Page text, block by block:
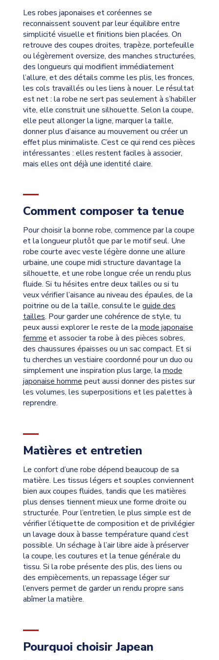
Les robes japonaises et coréennes se
reconnaissent souvent par leur équilibre entre
simplicité visuelle et finitions bien placées. On
retrouve des coupes droites, trapèze, portefeuille
ou légèrement oversize, des manches structurées,
des longueurs qui modifient immédiatement
l’allure, et des détails comme les plis, les fronces,
les cols travaillés ou les liens à nouer. Le résultat
est net : la robe ne sert pas seulement à s’habiller
vite, elle construit une silhouette. Selon la coupe,
elle peut allonger la ligne, marquer la taille,
donner plus d’aisance au mouvement ou créer un
effet plus minimaliste. C’est ce qui rend ces pièces
intéressantes : elles restent faciles à associer,
mais elles ont déjà une identité claire.
Comment composer ta tenue
Pour choisir la bonne robe, commence par la coupe
et la longueur plutôt que par le motif seul. Une
robe courte avec veste légère donne une allure
urbaine, une coupe midi structure davantage la
silhouette, et une robe longue crée un rendu plus
fluide. Si tu hésites entre deux tailles ou si tu
veux vérifier l’aisance au niveau des épaules, de la
poitrine ou de la taille, consulte le guide des
tailles. Pour garder une cohérence de style, tu
peux aussi explorer le reste de lamode japonaise
femmeet associer ta robe à des pièces sobres,
des chaussures épaisses ou un sac compact. Et si
tu cherches un vestiaire coordonné pour un duo ou
simplement une inspiration plus large, lamode
japonaise hommepeut aussi donner des pistes sur
les volumes, les superpositions et les palettes à
reprendre.
Matières et entretien
Le confort d’une robe dépend beaucoup de sa
matière. Les tissus légers et souples conviennent
bien aux coupes fluides, tandis que les matières
plus denses tiennent mieux une forme droite ou
structurée. Pour l’entretien, le plus simple est de
vérifier l’étiquette de composition et de privilégier
un lavage doux à basse température quand c’est
possible. Un séchage à l’air libre aide à préserver
la coupe, les coutures et la tenue générale du
tissu. Si la robe présente des plis, des liens ou
des empiècements, un repassage léger sur
l’envers permet de garder un rendu propre sans
abîmer la matière.
Pourquoi choisir Japean